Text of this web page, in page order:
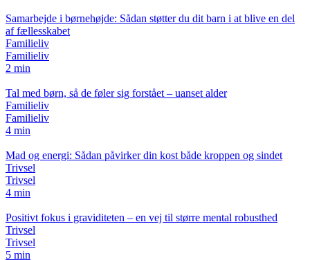
Samarbejde i børnehøjde: Sådan støtter du dit barn i at blive en del
af fællesskabet
Familieliv
Familieliv
2 min
Tal med børn, så de føler sig forstået – uanset alder
Familieliv
Familieliv
4 min
Mad og energi: Sådan påvirker din kost både kroppen og sindet
Trivsel
Trivsel
4 min
Positivt fokus i graviditeten – en vej til større mental robusthed
Trivsel
Trivsel
5 min